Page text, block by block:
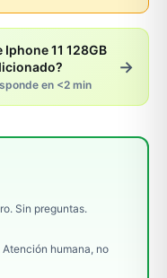
11 128GB
en <2 min
→
Sin preguntas.
humana, no